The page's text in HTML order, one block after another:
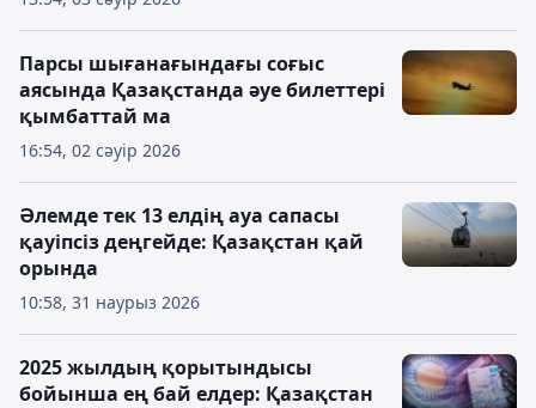
16:54, 02 сәуір 2026
Парсы шығанағындағы соғыс
аясында Қазақстанда әуе билеттері
қымбаттай ма
10:58, 31 наурыз 2026
Әлемде тек 13 елдің ауа сапасы
қауіпсіз деңгейде: Қазақстан қай
орында
2025 жылдың қорытындысы
бойынша ең бай елдер: Қазақстан